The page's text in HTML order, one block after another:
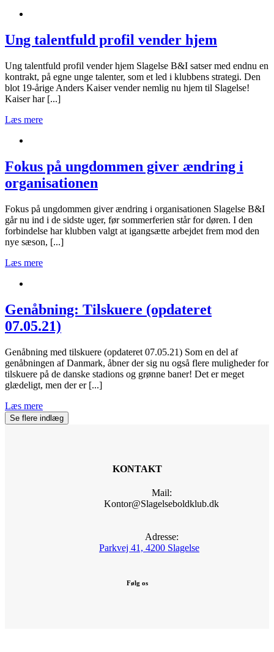
Ung talentfuld profil vender hjem
Ung talentfuld profil vender hjem Slagelse B&I satser med endnu en
kontrakt, på egne unge talenter, som et led i klubbens strategi. Den
blot 19-årige Anders Kaiser vender nemlig nu hjem til Slagelse!
Kaiser har [...]
Læs mere
Fokus på ungdommen giver ændring i
organisationen
Fokus på ungdommen giver ændring i organisationen Slagelse B&I
går nu ind i de sidste uger, før sommerferien står for døren. I den
forbindelse har klubben valgt at igangsætte arbejdet frem mod den
nye sæson, [...]
Læs mere
Genåbning: Tilskuere (opdateret
07.05.21)
Genåbning med tilskuere (opdateret 07.05.21) Som en del af
genåbningen af Danmark, åbner der sig nu også flere muligheder for
tilskuere på de danske stadions og grønne baner! Det er meget
glædeligt, men der er [...]
Læs mere
Se flere indlæg
KONTAKT
Mail:
Kontor@Slagelseboldklub.dk
Adresse:
Parkvej 41, 4200 Slagelse
Følg os